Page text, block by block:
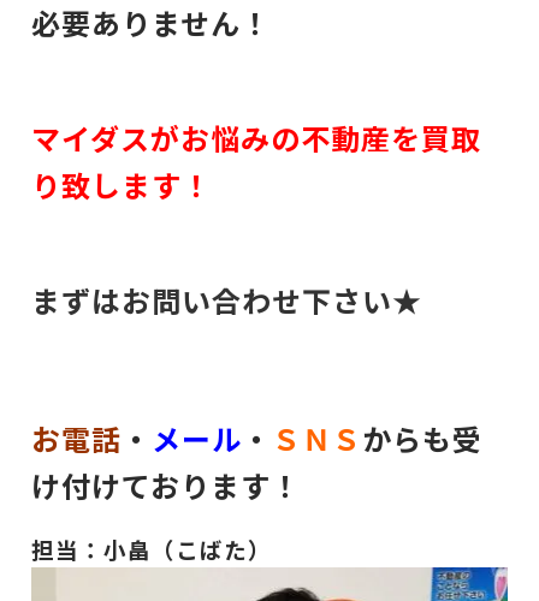
必要ありません！
マイダスがお悩みの不動産を買取
り致します！
まずはお問い合わせ下さい★
お電話 ・ メール ・ ＳＮＳ からも受
け付けております！
担当：小畠（こばた）